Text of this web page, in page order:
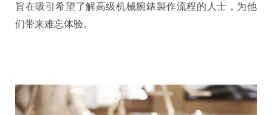
旨在吸引希望了解高级机械腕錶製作流程的人士，为他
们带来难忘体验。